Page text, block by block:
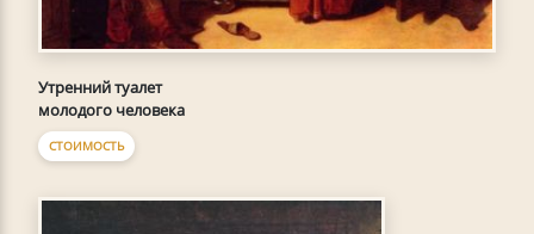
Утренний туалет
молодого человека
СТОИМОСТЬ